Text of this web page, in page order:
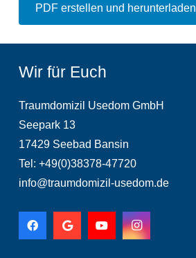
PDF erstellen und herunterladen
Wir für Euch
Traumdomizil Usedom GmbH
Seepark 13
17429 Seebad Bansin
Tel: +49(0)38378-47720
info@traumdomizil-usedom.de